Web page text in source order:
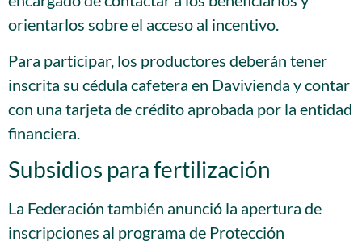
orientarlos sobre el acceso al incentivo.
Para participar, los productores deberán tener
inscrita su cédula cafetera en Davivienda y contar
con una tarjeta de crédito aprobada por la entidad
financiera.
Subsidios para fertilización
La Federación también anunció la apertura de
inscripciones al programa de Protección